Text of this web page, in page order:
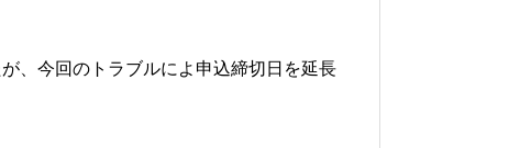
、今回のトラブルによ申込締切日を延長